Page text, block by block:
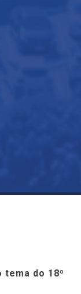
tema do 18º